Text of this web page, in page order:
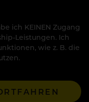
ich KEINEN Zugang
Leistungen. Ich
wie z. B. die